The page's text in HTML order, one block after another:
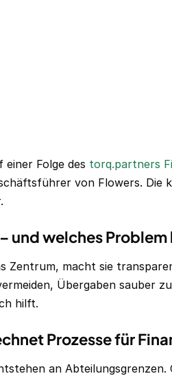
einer Folge des torq.partners
von Flowers. Die
und welches Problem
Zentrum, macht sie
Übergaben sauber
hilft.
Prozesse für
an